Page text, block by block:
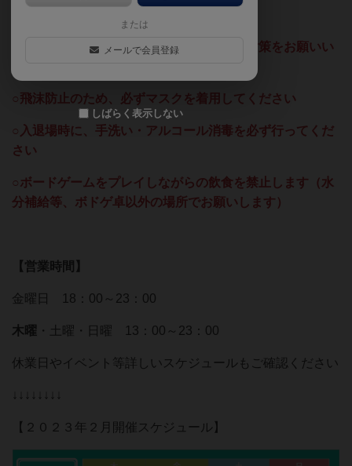
○換気をしながらの営業となります、防寒対策をお願いい
○飛沫防止のため、必ずマスクを着用してください
○入退場時に、手洗い・アルコール消毒を必ず行ってくだ
さい
○ボードゲームをプレイしながらの飲食を禁止します（水
分補給等、ボドゲ卓以外の場所でお願いします）
【営業時間】
金曜日 18：00～23：00
木曜 ・土曜・日曜 13：00～23：00
休業日やイベント等詳しいスケジュールもご確認ください
↓↓↓↓↓↓↓↓
【２０２３年２月開催スケジュール】
または
メールで会員登録
しばらく表示しない